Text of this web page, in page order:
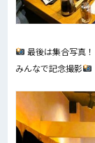
最後は集合写真！
みんなで記念撮影